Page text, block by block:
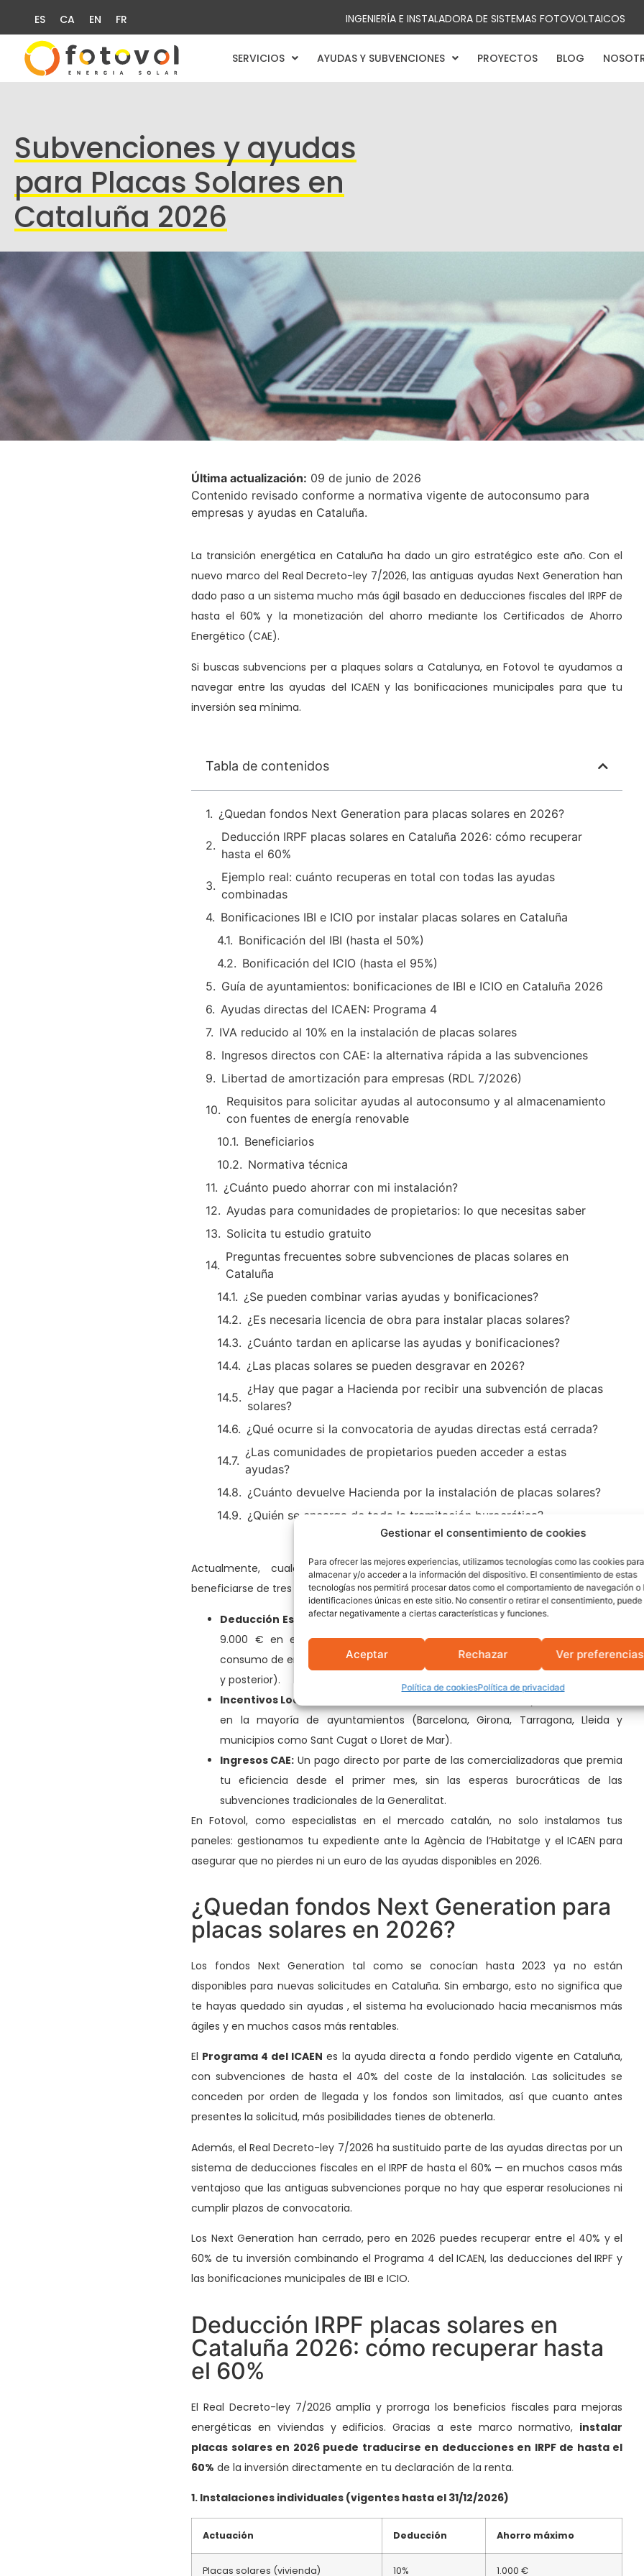
Gestionar el consentimiento de cookies
Para ofrecer las mejores experiencias, utilizamos tecnologías como las cookies para
almacenar y/o acceder a la información del dispositivo. El consentimiento de estas
tecnologías nos permitirá procesar datos como el comportamiento de navegación o
identificaciones únicas en este sitio. No consentir o retirar el consentimiento, puede
afectar negativamente a ciertas características y funciones.
Aceptar Rechazar Ver preferencias
Política de cookiesPolítica de privacidad
ES CA EN FR INGENIERÍA E INSTALADORA DE SISTEMAS FOTOVOLTAICOS
SERVICIOS AYUDAS Y SUBVENCIONES PROYECTOS BLOG
Subvenciones y ayudas
para Placas Solares en
Cataluña 2026
Última actualización: 09 de junio de 2026
Contenido revisado conforme a normativa vigente de autoconsumo para
empresas y ayudas en Cataluña.
La transición energética en Cataluña ha dado un giro estratégico este año. Con el
nuevo marco del Real Decreto-ley 7/2026, las antiguas ayudas Next Generation han
dado paso a un sistema mucho más ágil basado en deducciones fiscales del IRPF de
hasta el 60% y la monetización del ahorro mediante los Certificados de Ahorro
Energético (CAE).
Si buscas subvencions per a plaques solars a Catalunya, en Fotovol te ayudamos a
navegar entre las ayudas del ICAEN y las bonificaciones municipales para que tu
inversión sea mínima.
Tabla de contenidos
¿Quedan fondos Next Generation para placas solares en 2026?
Deducción IRPF placas solares en Cataluña 2026: cómo recuperar
hasta el 60%
Ejemplo real: cuánto recuperas en total con todas las ayudas
combinadas
Bonificaciones IBI e ICIO por instalar placas solares en Cataluña
Bonificación del IBI (hasta el 50%)
Bonificación del ICIO (hasta el 95%)
Guía de ayuntamientos: bonificaciones de IBI e ICIO en Cataluña 2026
Ayudas directas del ICAEN: Programa 4
IVA reducido al 10% en la instalación de placas solares
Ingresos directos con CAE: la alternativa rápida a las subvenciones
Libertad de amortización para empresas (RDL 7/2026)
Requisitos para solicitar ayudas al autoconsumo y al almacenamiento
con fuentes de energía renovable
Beneficiarios
Normativa técnica
¿Cuánto puedo ahorrar con mi instalación?
Ayudas para comunidades de propietarios: lo que necesitas saber
Solicita tu estudio gratuito
Preguntas frecuentes sobre subvenciones de placas solares en
Cataluña
¿Se pueden combinar varias ayudas y bonificaciones?
¿Es necesaria licencia de obra para instalar placas solares?
¿Cuánto tardan en aplicarse las ayudas y bonificaciones?
¿Las placas solares se pueden desgravar en 2026?
¿Hay que pagar a Hacienda por recibir una subvención de placas
solares?
¿Qué ocurre si la convocatoria de ayudas directas está cerrada?
¿Las comunidades de propietarios pueden acceder a estas
ayudas?
¿Cuánto devuelve Hacienda por la instalación de placas solares?
¿Quién se encarga de toda la tramitación burocrática?
Actualmente, cualquier instalación fotovoltaica en territorio catalán puede
beneficiarse de tres vías de ahorro simultáneas:
Deducción Estatal (IRPF):Recupera hasta 3.000 € en viviendas individuales o
9.000 € en edificios residenciales si logras una reducción del 30% en el
consumo de energía primaria (exige Certificado de Eficiencia Energética previo
y posterior).
Incentivos Locales:
en la mayoría de ayuntamientos (Barcelona, Girona, Tarragona, Lleida y
municipios como Sant Cugat o Lloret de Mar).
Ingresos CAE: Un pago directo por parte de las comercializadoras que premia
tu eficiencia desde el primer mes, sin las esperas burocráticas de las
subvenciones tradicionales de la Generalitat.
En Fotovol, como especialistas en el mercado catalán, no solo instalamos tus
paneles: gestionamos tu expediente ante la Agència de l’Habitatge y el ICAEN para
asegurar que no pierdes ni un euro de las ayudas disponibles en 2026.
¿Quedan fondos Next Generation para
placas solares en 2026?
Los fondos Next Generation tal como se conocían hasta 2023 ya no están
disponibles para nuevas solicitudes en Cataluña. Sin embargo, esto no significa que
te hayas quedado sin ayudas , el sistema ha evolucionado hacia mecanismos más
ágiles y en muchos casos más rentables.
El Programa 4 del ICAEN es la ayuda directa a fondo perdido vigente en Cataluña,
con subvenciones de hasta el 40% del coste de la instalación. Las solicitudes se
conceden por orden de llegada y los fondos son limitados, así que cuanto antes
presentes la solicitud, más posibilidades tienes de obtenerla.
Además, el Real Decreto-ley 7/2026 ha sustituido parte de las ayudas directas por un
sistema de deducciones fiscales en el IRPF de hasta el 60% — en muchos casos más
ventajoso que las antiguas subvenciones porque no hay que esperar resoluciones ni
cumplir plazos de convocatoria.
Los Next Generation han cerrado, pero en 2026 puedes recuperar entre el 40% y el
60% de tu inversión combinando el Programa 4 del ICAEN, las deducciones del IRPF y
las bonificaciones municipales de IBI e ICIO.
Deducción IRPF placas solares en
Cataluña 2026: cómo recuperar hasta
el 60%
El Real Decreto-ley 7/2026 amplía y prorroga los beneficios fiscales para mejoras
energéticas en viviendas y edificios. Gracias a este marco normativo, instalar
placas solares en 2026 puede traducirse en deducciones en IRPF de hasta el
60% de la inversión directamente en tu declaración de la renta.
1. Instalaciones individuales (vigentes hasta el 31/12/2026)
Actuación Deducción Ahorro máximo
Placas solares (vivienda) 10% 1.000 €